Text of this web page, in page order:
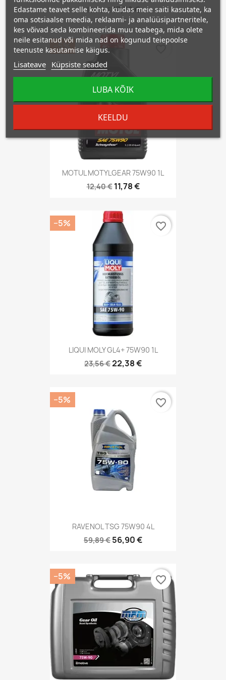
18,72 € 17,78 €
MOTUL MOTYLGEAR 75W90 1L
12,40 € 11,78 €
−5%
LIQUI MOLY GL4+ 75W90 1L
23,56 €22,38 €
−5% favorite_border
RAVENOL TSG 75W90 4L
59,89 € 56,90 €
−5% favorite_border
−5% favorite_border
Edastame teavet selle kohta, kuidas meie saiti kasutate, ka
oma sotsiaalse meedia, reklaami- ja analüüsipartneritele,
kes võivad seda kombineerida muu teabega, mida olete
neile esitanud või mida nad on kogunud teiepoolse
teenuste kasutamise käigus.
Lisateave Küpsiste seaded
KEELDU
LUBA KÕIK